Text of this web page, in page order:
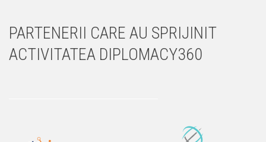
PARTENERII CARE AU SPRIJINIT
ACTIVITATEA DIPLOMACY360